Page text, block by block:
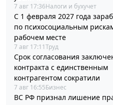
7 авг 17:36Налоги и бухучет
С 1 февраля 2027 года
по психосоциальным
рабочем месте
7 авг 17:11Труд
Срок согласования
контракта с единственным
контрагентом сократили
7 авг 16:55Бизнес
ВС РФ признал лишение